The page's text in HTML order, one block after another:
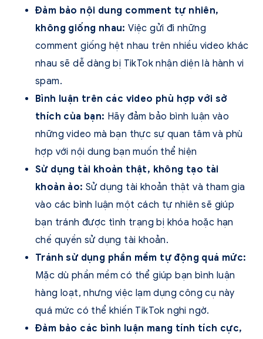
Đảm bảo nội dung comment tự nhiên,
không giống nhau: Việc gửi đi những
comment giống hệt nhau trên nhiều video khác
nhau sẽ dễ dàng bị TikTok nhận diện là hành vi
spam.
Bình luận trên các video phù hợp với sở
thích của bạn: Hãy đảm bảo bình luận vào
những video mà bạn thực sự quan tâm và phù
hợp với nội dung bạn muốn thể hiện
Sử dụng tài khoản thật, không tạo tài
khoản ảo:Sử dụng tài khoản thật và tham gia
vào các bình luận một cách tự nhiên sẽ giúp
bạn tránh được tình trạng bị khóa hoặc hạn
chế quyền sử dụng tài khoản.
Tránh sử dụng phần mềm tự động quá mức:
Mặc dù phần mềm có thể giúp bạn bình luận
hàng loạt, nhưng việc lạm dụng công cụ này
quá mức có thể khiến TikTok nghi ngờ.
Đảm bảo các bình luận mang tính tích cực,